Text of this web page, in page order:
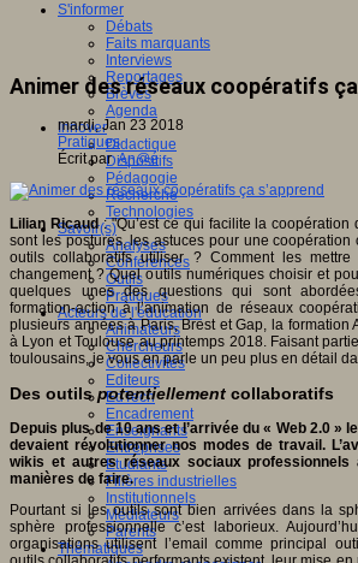
S'informer
Débats
Faits marquants
Interviews
Reportages
Brèves
Agenda
Innover
Didactique
Dispositifs
Pédagogie
Recherche
Technologies
Savoir(s)
Analyses
Conférences
Outils
Pratiques
Acteurs de l'éducation
Animateurs
Chercheurs
Collectivités
Editeurs
EdTech
Encadrement
Enseignants
Entreprises
Etudiants
Filières industrielles
Institutionnels
Médiateurs
Parents
Thématiques
Animer des réseaux coopératifs ça
mardi, Jan 23 2018
Pratiques
Écrit parAn@é
Lilian Ricaud: "Qu’est ce qui facilite la
sont les postures, les astuces pour une coopération
outils collaboratifs utiliser ? Comment les
changement ? Quel outils numériques choisir et
quelques unes des questions qui sont
formation-action à l’animation de réseaux
plusieurs années à Paris, Brest et Gap, la formation
à Lyon et Toulouse au printemps 2018. Faisant
toulousains, je vous en parle un peu plus en détail
Des outilspotentiellement collaboratifs
Depuis plus de 10 ans et l’arrivée du « Web 2.0 »
devaient révolutionner nos modes de travail.
wikis et autres réseaux sociaux professionnels
manières de faire.
Pourtant si les outils sont bien arrivées dans la
sphère professionnelle c’est laborieux.
organisations utilisent l’email comme principal